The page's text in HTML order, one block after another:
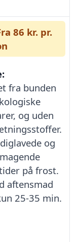
86 kr. pr.
fra bunden
og uden
og
på frost.
aftensmad
25-35 min.